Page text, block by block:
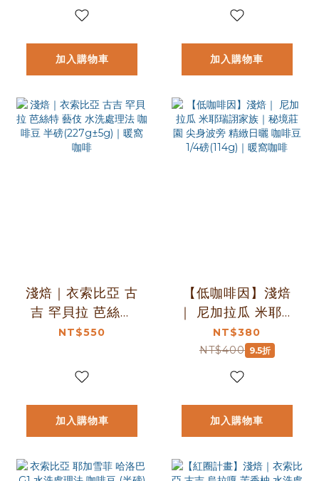
1/4磅(114g)｜暖窩
加入購物車 加入購物車
淺焙｜衣索比亞 古
吉 罕貝拉 芭絲特
藝伎 水洗處理法 咖
(227g±5g)｜暖窩
NT$550
加入購物車
【低咖啡因】淺焙
｜ 尼加拉瓜 米耶瑞
詡家族｜秘境莊園
尖身波旁 精緻日曬
咖啡豆 1/4磅(114g)
NT$380
NT$400 9.5折
加入購物車